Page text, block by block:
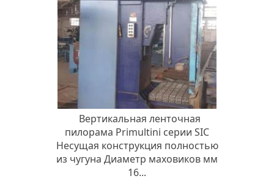
Вертикальная ленточная
пилорама Primultini серии SIC
Несущая конструкция полностью
из чугуна Диаметр маховиков мм
16...